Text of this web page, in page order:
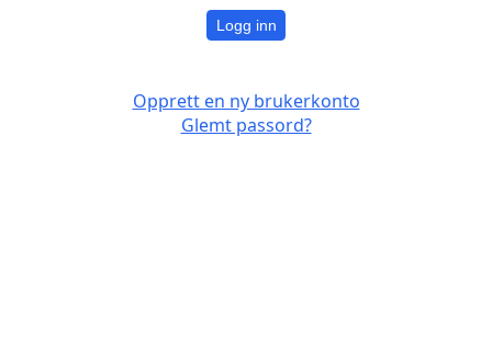
Logg inn
Opprett en ny brukerkonto
Glemt passord?